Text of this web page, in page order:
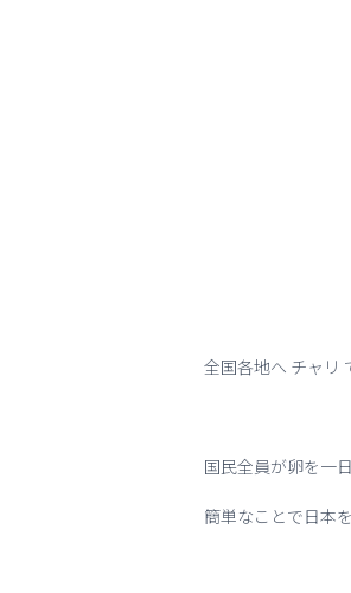
全国各地へ チャリ
国民全員が卵を一
簡単なことで日本